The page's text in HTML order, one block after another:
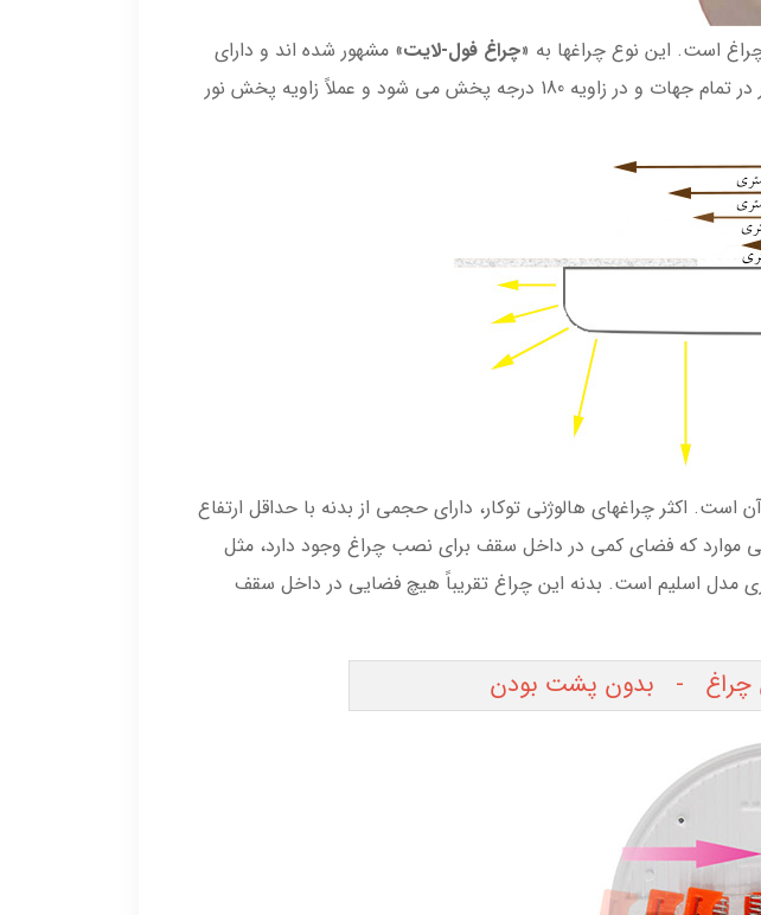
است. این نوع چراغها به «چراغ فول-لایت» مشهور شده اند و دارای
دیفیوزر منحنی شکل هستند که روی تمام سطح بیرونی چراغ را می پوشاند. یعنی نور در تمام جهات و در زاویه 180 درجه پخش می شود و عملاً زاویه پخش نور
اکثر چراغهای هالوژنی توکار، دارای حجمی از بدنه با حداقل ارتفاع
موارد که فضای کمی در داخل سقف برای نصب چراغ وجود دارد، مثل
مدل اسلیم است. بدنه این چراغ تقریباً هیچ فضایی در داخل سقف
چراغ - بدون پشت بودن